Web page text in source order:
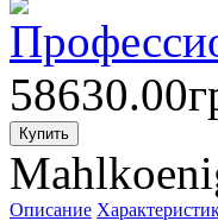
Купить
Описание